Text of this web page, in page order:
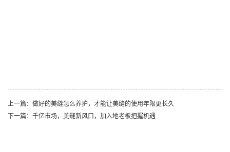
上一篇：做好的美缝怎么养护，才能让美缝的使用年限更长久
下一篇：千亿市场，美缝新风口，加入地老板把握机遇